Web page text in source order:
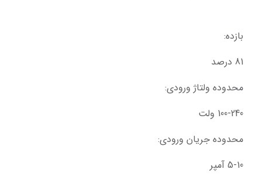
بازده:
81 درصد
محدوده ولتاژ ورودی:
100-240 ولت
محدوده جریان ورودی:
5-10 آمپر